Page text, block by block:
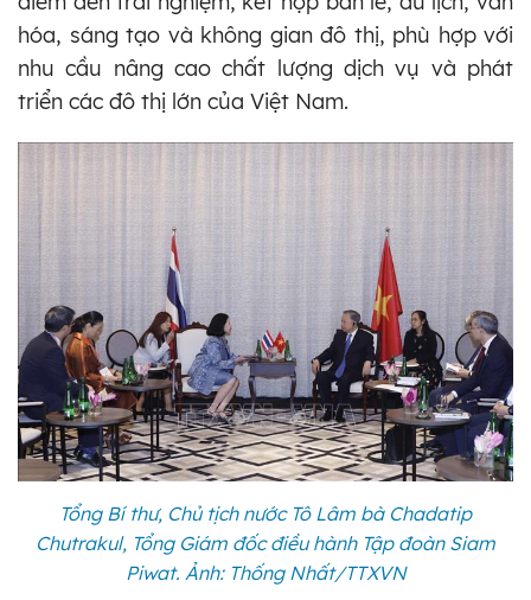
hóa, sáng tạo và không gian đô thị, phù hợp với
nhu cầu nâng cao chất lượng dịch vụ và phát
triển các đô thị lớn của Việt Nam.
Tổng Bí thư, Chủ tịch nước Tô Lâm bà Chadatip
Chutrakul, Tổng Giám đốc điều hành Tập đoàn Siam
Piwat. Ảnh: Thống Nhất/TTXVN